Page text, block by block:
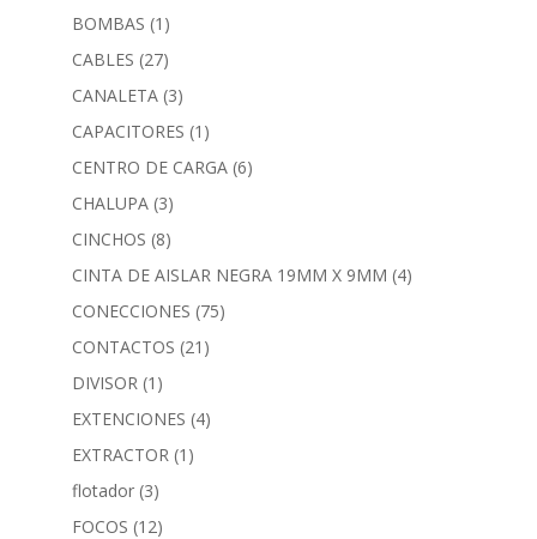
BOMBAS (1)
CABLES (27)
CANALETA (3)
CAPACITORES (1)
CENTRO DE CARGA (6)
CHALUPA (3)
CINCHOS (8)
CINTA DE AISLAR NEGRA 19MM X 9MM (4)
CONECCIONES (75)
CONTACTOS (21)
DIVISOR (1)
EXTENCIONES (4)
EXTRACTOR (1)
flotador (3)
FOCOS (12)